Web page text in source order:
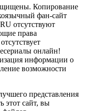
Копирование
фан-сайт
отсутствуют
права
онлайн!
информации о
возможности
представления
этот сайт, вы